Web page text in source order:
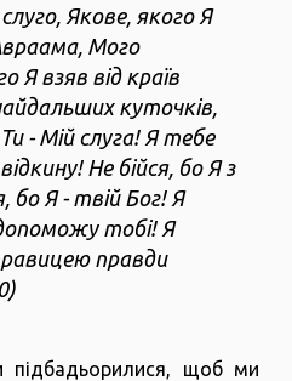
Якове, якого Я
Мого
Я взяв від країв
куточків,
- Мій слуга! Я тебе
Не бійся, бо Я з
бо Я - твій Бог! Я
тобі! Я
правди
щоб ми